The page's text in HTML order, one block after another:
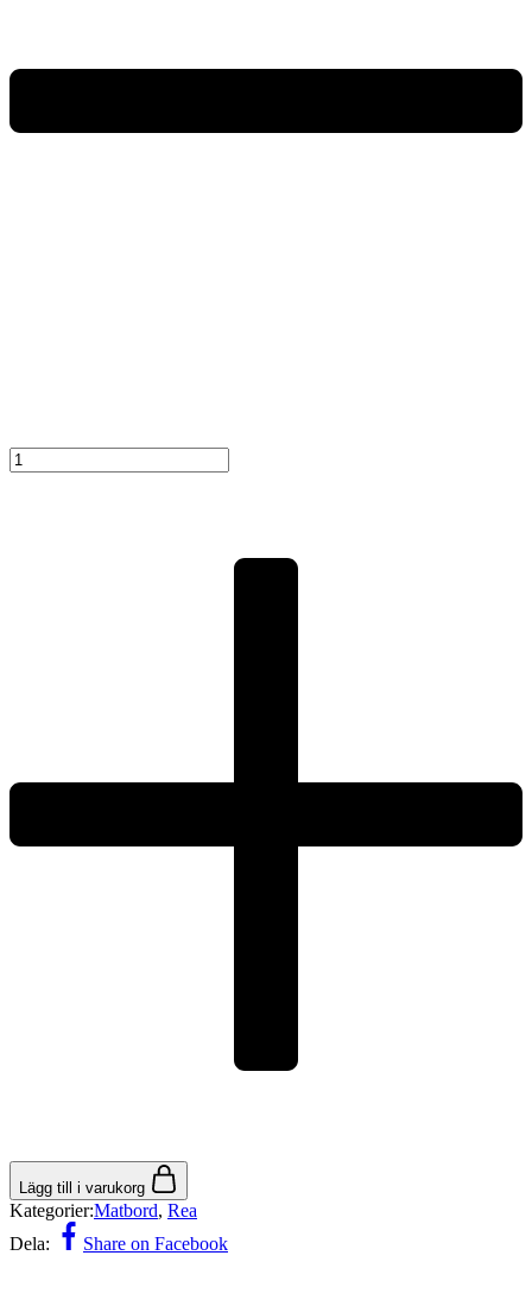
Lägg till i varukorg
Kategorier:Matbord, Rea
Dela:
Share on Facebook